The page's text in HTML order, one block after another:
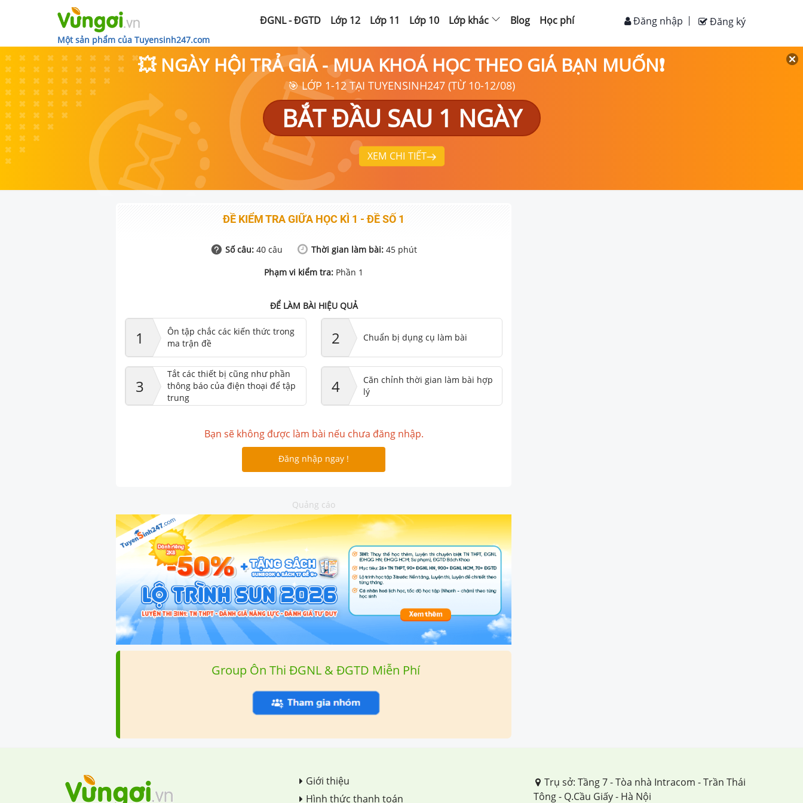
Một sản phẩm của Tuyensinh247.com
ĐGNL - ĐGTD Lớp 12 Lớp 11 Lớp 10 Lớp khác Blog Học phí Đăng ký
Đăng nhập
💥 NGÀY HỘI TRẢ GIÁ - MUA KHOÁ HỌC THEO GIÁ BẠN MUỐN❗
🎯 LỚP 1-12 TẠI TUYENSINH247 (TỪ 10-12/08)
BẮT ĐẦU SAU 1 NGÀY
XEM CHI TIẾT
ĐỀ KIỂM TRA GIỮA HỌC KÌ 1 - ĐỀ SỐ 1
Số câu: 40câu Thời gian làm bài: 45phút
Phạm vi kiểm tra: Phần 1
ĐỂ LÀM BÀI HIỆU QUẢ
1
Ôn tập chắc các kiến thức trong
ma trận đề
2 Chuẩn bị dụng cụ làm bài
3
Tắt các thiết bị cũng như phần
thông báo của điện thoại để tập
trung
4
Căn chỉnh thời gian làm bài hợp
lý
Bạn sẽ không được làm bài nếu chưa đăng nhập.
Đăng nhập ngay !
Quảng cáo
Group Ôn Thi ĐGNL & ĐGTD Miễn Phí
Giới thiệu
Hình thức thanh toán
Trụ sở: Tầng 7 - Tòa nhà Intracom - Trần Thái
Tông - Q.Cầu Giấy - Hà Nội